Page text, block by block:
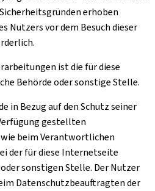
erhoben
Nutzers vor dem Besuch dieser
ist die für diese
Behörde oder sonstige Stelle.
in Bezug auf den Schutz seiner
gestellten
beim Verantwortlichen
der für diese Internetseite
sonstigen Stelle. Der Nutzer
Datenschutzbeauftragten der